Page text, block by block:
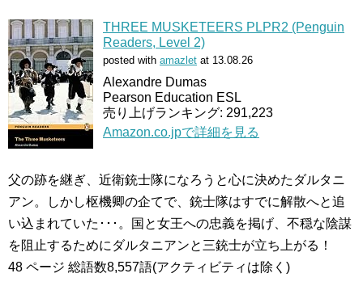
THREE MUSKETEERS PLPR2 (Penguin
Readers, Level 2)
posted with amazlet at 13.08.26
Alexandre Dumas
Pearson Education ESL
売り上げランキング: 291,223
Amazon.co.jpで詳細を見る
父の跡を継ぎ、近衛銃士隊になろうと心に決めたダルタニ
アン。しかし枢機卿の企てで、銃士隊はすでに解散へと追
い込まれていた･･･。国と女王への忠義を掲げ、不穏な陰謀
を阻止するためにダルタニアンと三銃士が立ち上がる！
48 ページ 総語数8,557語(アクティビティは除く)